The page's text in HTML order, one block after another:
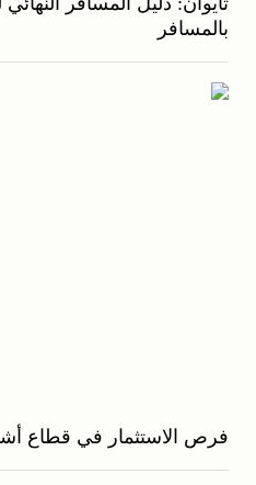
بالمسافر
فرص الاستثمار في قطاع